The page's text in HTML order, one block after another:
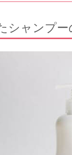
ャンプー